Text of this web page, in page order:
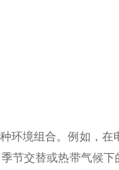
境组合。例如，
节交替或热带气候